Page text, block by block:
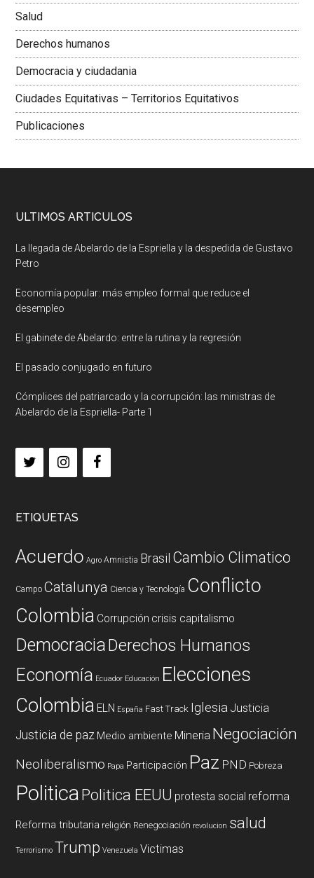
Salud
Derechos humanos
Democracia y ciudadania
Ciudades Equitativas – Territorios Equitativos
Publicaciones
ULTIMOS ARTICULOS
La llegada de Abelardo de la Espriella y la despedida de Gustavo
Petro
Economía popular: más empleo formal que reduce el
desempleo
El gabinete de Abelardo: entre la rutina y la regresión
El pasado conjugado en futuro
Cómplices del patriarcado y la corrupción: las ministras de
Abelardo de la Espriella- Parte 1
ETIQUETAS
Acuerdo Agro Amnistia Brasil Cambio Climatico
Campo Catalunya Ciencia y Tecnología Conflicto
Colombia Corrupción crisis capitalismo
DemocraciaDerechos Humanos
Economía Ecuador Educación Elecciones
Colombia ELN España Fast Track Iglesia Justicia
Justicia de paz Medio ambiente Mineria Negociación
Neoliberalismo Papa Participación Paz PND Pobreza
PoliticaPolitica EEUU protesta social reforma
Reforma tributaria religión Renegociación revolucion salud
Terrorismo Trump Venezuela Victimas